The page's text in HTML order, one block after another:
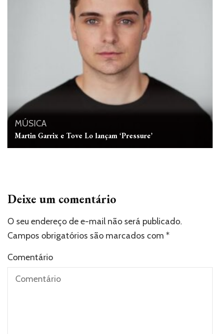
MÚSICA
Martin Garrix e Tove Lo lançam ‘Pressure’
Deixe um comentário
O seu endereço de e-mail não será publicado.
Campos obrigatórios são marcados com *
Comentário